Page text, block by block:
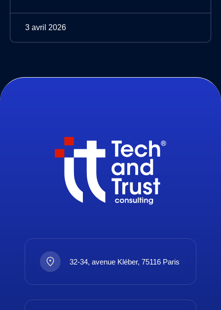
3 avril 2026
32-34, avenue Kléber, 75116 Paris